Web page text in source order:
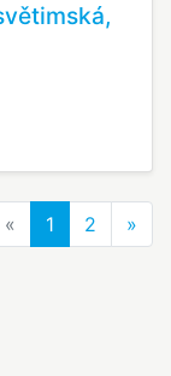
« Previous
1 2 »